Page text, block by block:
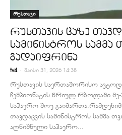
რუსთავი
რუსთავის ცაზე
სამინისტროს სამმა
გადაიფრინა
tv4 - მაისი 31, 2026 14:38
რუსთავის საერთაშორისო
ჩემპიონატის წრიულ რბოლაში
საჰაერო შოუ გაიმართა.
თავდაცვის სამინისტროს სამმა
აღნიშნული საჰაერო...